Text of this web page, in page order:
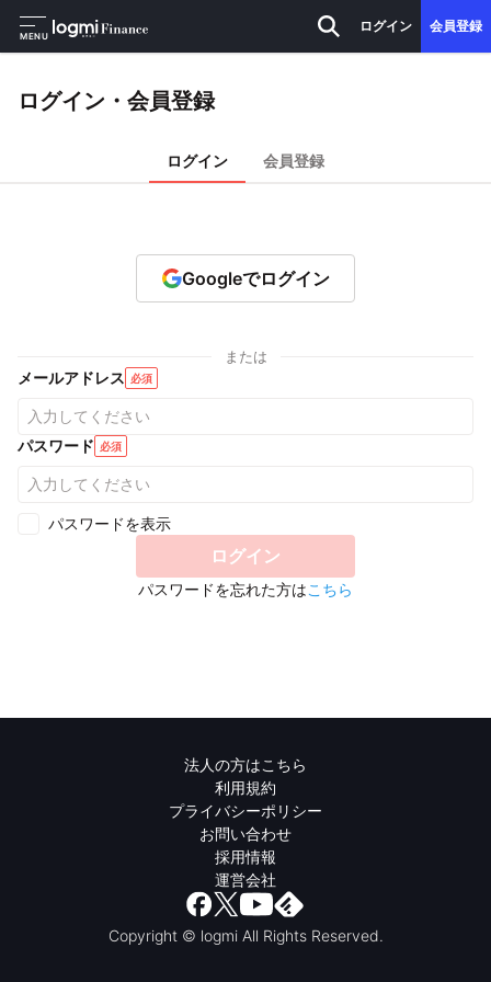
MENU
ログイン 会員登録
ログイン・会員登録
ログイン 会員登録
Googleでログイン
または
メールアドレス 必須
パスワード 必須
パスワードを表示
ログイン
パスワードを忘れた方はこちら
法人の方はこちら
利用規約
プライバシーポリシー
お問い合わせ
採用情報
運営会社
Copyright © logmi All Rights Reserved.